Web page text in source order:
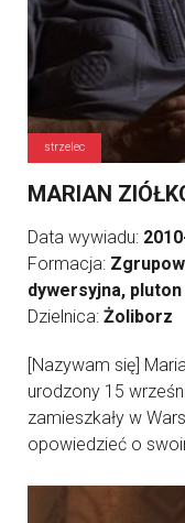
strzelec
MARIAN
Data wywiadu:
Formacja:
dywersyjna, pluton
Dzielnica: Żoliborz
[Nazywam się]
urodzony 15
zamieszkały w
opowiedzieć o